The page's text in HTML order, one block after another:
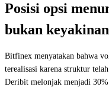
Posisi opsi
bukan keyakinan
Bitfinex menyatakan bahwa
terealisasi karena struktur
Deribit melonjak menjadi